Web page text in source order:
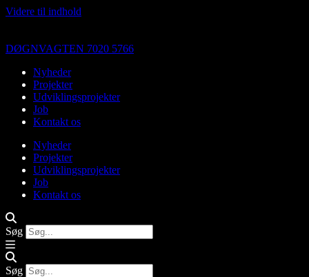
Videre til indhold
DØGNVAGTEN 7020 5766
Nyheder
Projekter
Udviklingsprojekter
Job
Kontakt os
Nyheder
Projekter
Udviklingsprojekter
Job
Kontakt os
Søg
Søg